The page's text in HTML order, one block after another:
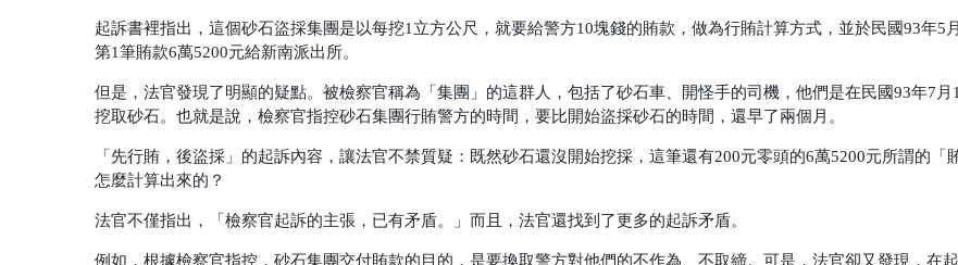
起訴書裡指出，這個砂石盜採集團是以每挖1立方公尺，就要給警方10塊錢的賄款，做為行賄計算方式，並於民國93年5
第1筆賄款6萬5200元給新南派出所。
但是，法官發現了明顯的疑點。被檢察官稱為「集團」的這群人，包括了砂石車、開怪手的司機，他們是在民國93年7月
挖取砂石。也就是說，檢察官指控砂石集團行賄警方的時間，要比開始盜採砂石的時間，還早了兩個月。
「先行賄，後盜採」的起訴內容，讓法官不禁質疑：既然砂石還沒開始挖採，這筆還有200元零頭的6萬5200元所謂的「
怎麼計算出來的？
法官不僅指出，「檢察官起訴的主張，已有矛盾。」而且，法官還找到了更多的起訴矛盾。
例如，根據檢察官指控，砂石集團交付賄款的目的，是要換取警方對他們的不作為、不取締。可是，法官卻又發現，在